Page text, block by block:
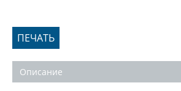
ПЕЧАТЬ
Описание